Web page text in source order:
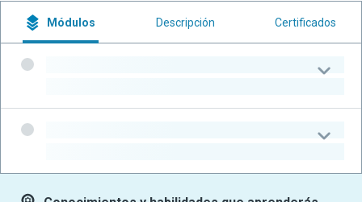
Módulos Descripción Certificados